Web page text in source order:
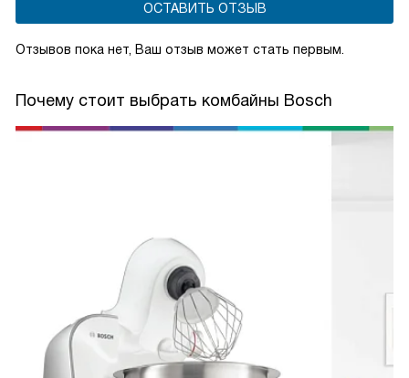
ОСТАВИТЬ ОТЗЫВ
Отзывов пока нет, Ваш отзыв может стать первым.
Почему стоит выбрать комбайны Bosch